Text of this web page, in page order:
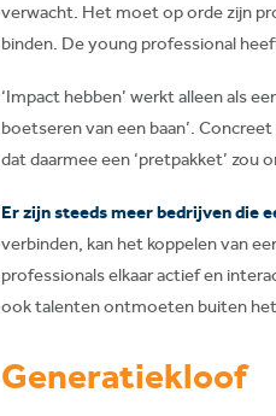
verwacht. Het moet op orde zijn
binden. De young professional
‘Impact hebben’ werkt alleen als
boetseren van een baan’.
dat daarmee een ‘pretpakket’ zou
Er zijn steeds meer bedrijven die
verbinden, kan het koppelen van
professionals elkaar actief en
ook talenten ontmoeten buiten het
Generatiekloof